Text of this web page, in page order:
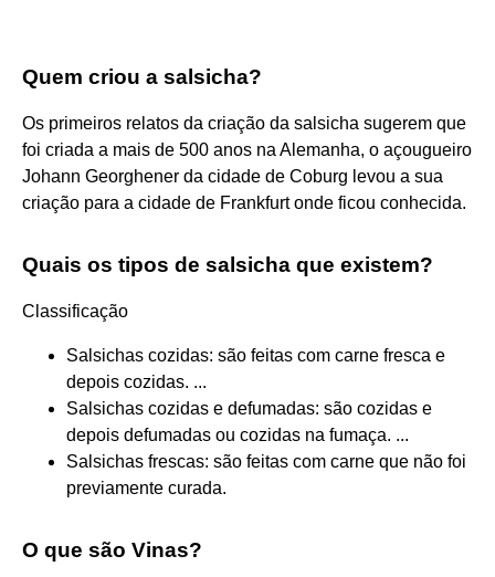
Quem criou a salsicha?
Os primeiros relatos da criação da salsicha sugerem que
foi criada a mais de 500 anos na Alemanha, o açougueiro
Johann Georghener da cidade de Coburg levou a sua
criação para a cidade de Frankfurt onde ficou conhecida.
Quais os tipos de salsicha que existem?
Classificação
Salsichas cozidas: são feitas com carne fresca e
depois cozidas. ...
Salsichas cozidas e defumadas: são cozidas e
depois defumadas ou cozidas na fumaça. ...
Salsichas frescas: são feitas com carne que não foi
previamente curada.
O que são Vinas?